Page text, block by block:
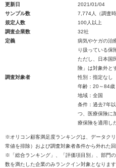
更新日
2021/01/04
サンプル数
7,774人（調査
規定人数
100人以上
調査企業数
32社
定義
病気やケガの治
り扱っている保
ただし、日本国
険」は対象外と
調査対象者
性別：指定なし
年齢：20～84歳
地域：全国
条件：過去7年
つ、医療保険に
療保険を適用し
※オリコン顧客満足度ランキングは、データク
常値を排除）および調査対象者条件から外れた
※「総合ランキング」、「評価項目別」、部門
数を満たした企業のみランクイン対象となりま